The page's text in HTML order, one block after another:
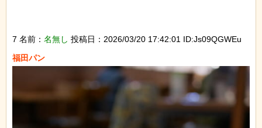
7 名前： 名無し 投稿日：2026/03/20 17:42:01 ID:Js09QGWEu